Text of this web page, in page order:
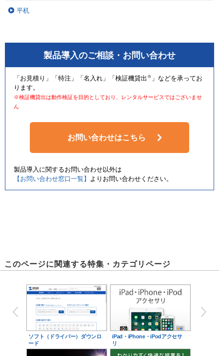
平机
製品導入のご相談・お問い合わせ
「お見積り」「特注」「名入れ」「検証機貸出 ※ 」などを承ってお
ります。
※検証機貸出は動作検証を目的としており、レンタルサービスではございませ
ん
お問い合わせはこちら
製品導入に関するお問い合わせ以外は
【お問い合わせ窓口一覧】
よりお問い合わせください。
このページに関連する特集・カテゴリページ
ソフト（ドライバー）ダウンロ
ード
iPad・iPhone・iPodアクセサ
リ